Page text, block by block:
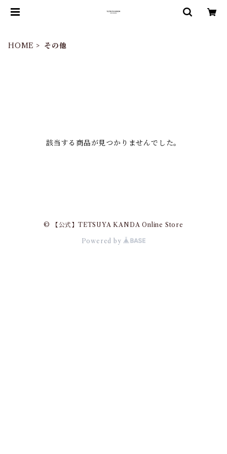
HOME その他
該当する商品が見つかりませんでした。
© 【公式】TETSUYA KANDA Online Store
Powered by